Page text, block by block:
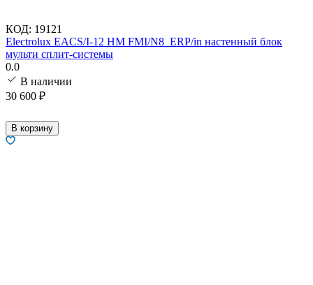
КОД: 19121
Electrolux EACS/I-12 HM FMI/N8_ERP/in настенный блок
мульти сплит-системы
0.0
В наличии
30 600 ₽
В корзину